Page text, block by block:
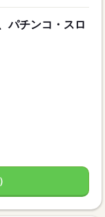
パチンコ・スロ